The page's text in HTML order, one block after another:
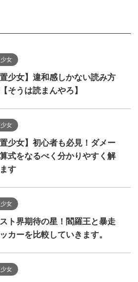
女
置少女】違和感しかない読み方
そうは読まんやろ】
女
置少女】初心者も必見！ダメー
式をなるべく分かりやすく解
す
女
ト界期待の星！閻羅王と暴走
カーを比較していきます。
女